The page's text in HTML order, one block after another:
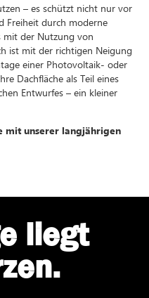
– es schützt nicht nur vor
Freiheit durch moderne
mit der Nutzung von
ist mit der richtigen Neigung
einer Photovoltaik- oder
Dachfläche als Teil eines
Entwurfes – ein kleiner
mit unserer langjährigen
liegt